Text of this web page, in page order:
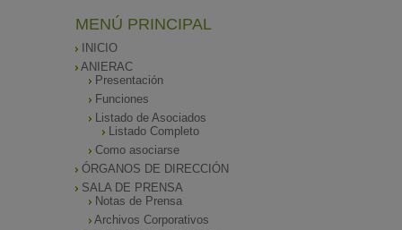
MENÚ PRINCIPAL
INICIO
ANIERAC
Presentación
Funciones
Listado de Asociados
Listado Completo
Como asociarse
ÓRGANOS DE DIRECCIÓN
SALA DE PRENSA
Notas de Prensa
Archivos Corporativos